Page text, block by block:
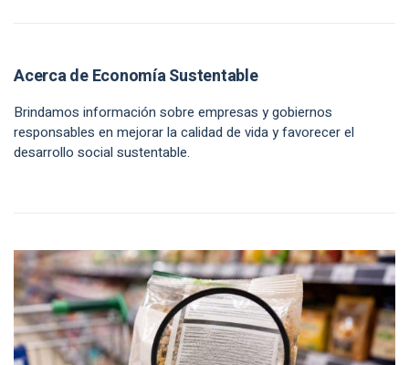
Acerca de Economía Sustentable
Brindamos información sobre empresas y gobiernos
responsables en mejorar la calidad de vida y favorecer el
desarrollo social sustentable.